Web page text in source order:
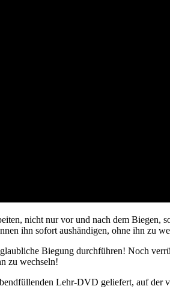
nicht nur vor und nach dem
ihn sofort aushändigen, ohne ihn zu
Biegung durchführen! Noch
zu wechseln!
Lehr-DVD geliefert, auf der